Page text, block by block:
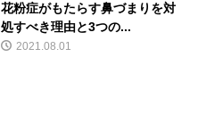
花粉症がもたらす鼻づまりを対
処すべき理由と3つの...
2021.08.01